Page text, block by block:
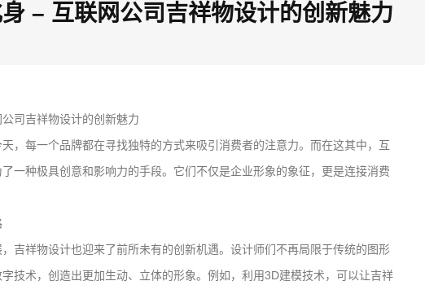
– 互联网公司吉祥物设计的创新魅力
司吉祥物设计的创新魅力
，每一个品牌都在寻找独特的方式来吸引消费者的注意力。而在这其中，互
一种极具创意和影响力的手段。它们不仅是企业形象的象征，更是连接消费
吉祥物设计也迎来了前所未有的创新机遇。设计师们不再局限于传统的图形
技术，创造出更加生动、立体的形象。例如，利用3D建模技术，可以让吉祥